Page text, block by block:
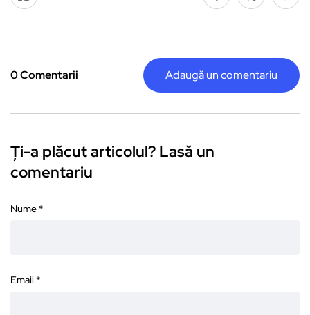
0 Comentarii Adaugă un comentariu
Ți-a plăcut articolul? Lasă un
comentariu
Nume *
Email *